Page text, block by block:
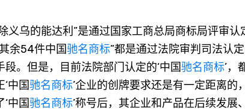
义乌的能达利”是通过国家工商总局商标局评审认
余54件中国驰名商标”都是通过法院审判司法认
段。但是，目前法院部门认定的‘中国驰名商标’，
中国驰名商标’企业的创牌要求还是有一定距离的
中国驰名商标’称号后，其企业和产品在后续发展